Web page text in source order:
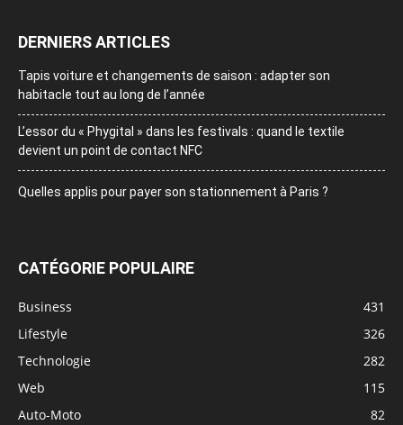
DERNIERS ARTICLES
Tapis voiture et changements de saison : adapter son
habitacle tout au long de l’année
L’essor du « Phygital » dans les festivals : quand le textile
devient un point de contact NFC
Quelles applis pour payer son stationnement à Paris ?
CATÉGORIE POPULAIRE
Business
431
Lifestyle
326
Technologie
282
Web
115
Auto-Moto
82